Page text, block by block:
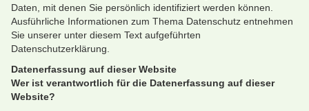
Daten, mit denen Sie persönlich identifiziert werden können.
Ausführliche Informationen zum Thema Datenschutz entnehmen
Sie unserer unter diesem Text aufgeführten
Datenschutzerklärung.
Datenerfassung auf dieser Website
Wer ist verantwortlich für die Datenerfassung auf dieser
Website?